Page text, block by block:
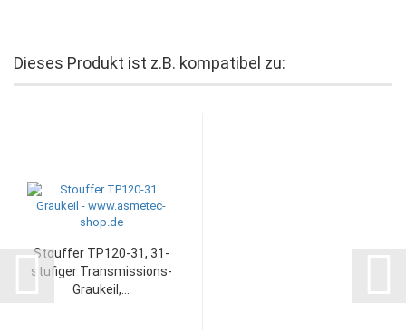
Dieses Produkt ist z.B. kompatibel zu:
Stouffer TP120-31, 31-
stufiger Transmissions-
Graukeil,...